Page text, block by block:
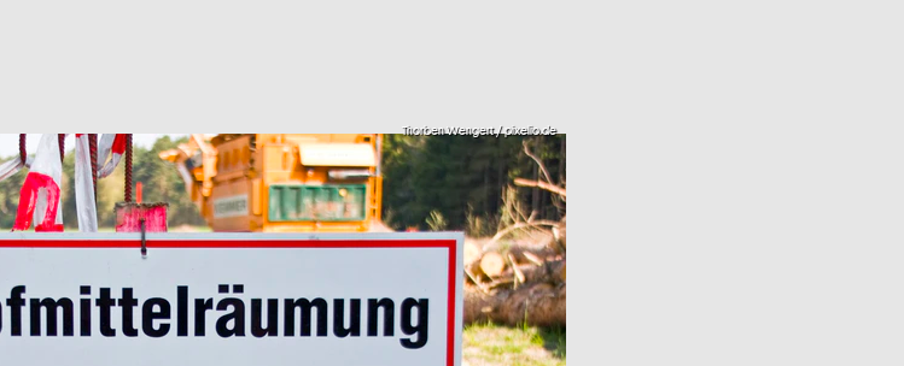
Thorben Wengert / pixelio.de